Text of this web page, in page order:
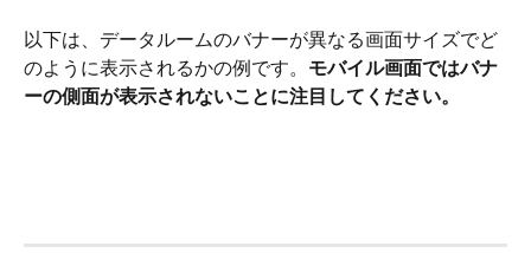
以下は、データルームのバナーが異なる画面サイズでど
のように表示されるかの例です。 モバイル画面ではバナ
ーの側面が表示されないことに注目してください。